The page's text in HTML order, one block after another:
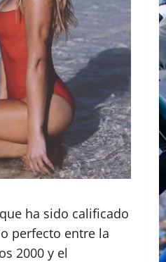
ha sido calificado
perfecto entre la
2000 y el